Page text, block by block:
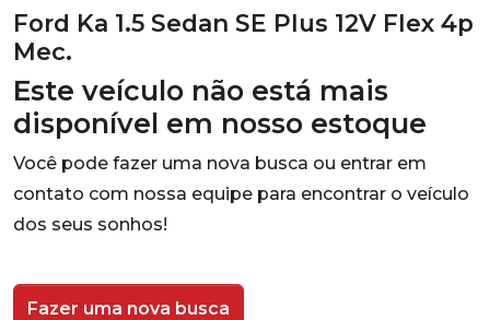
Ford Ka 1.5 Sedan SE Plus 12V Flex 4p
Mec.
Este veículo não está mais
disponível em nosso estoque
Você pode fazer uma nova busca ou entrar em
contato com nossa equipe para encontrar o veículo
dos seus sonhos!
Fazer uma nova busca